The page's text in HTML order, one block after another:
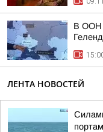
В ООН
ЛЕНТА НОВОСТЕЙ